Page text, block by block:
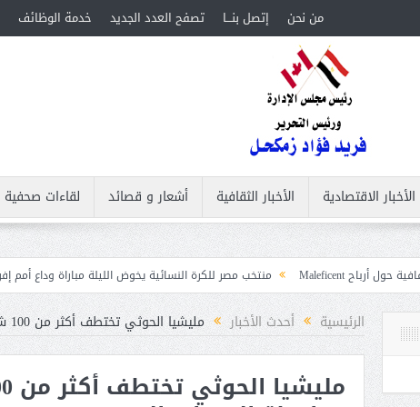
من نحن إتصل بنـــا تصفح العدد الجديد خدمة الوظائف
الأخبار الاقتصادية الأخبار الثقافية أشعار و قصائد لقاءات صحفية
منتخب مصر للكرة النسائية يخوض الليلة مباراة وداع أمم إفريقيا أمام نيجيريا
الرئيسية أحدث الأخبار مليشيا الحوثي تختطف أكثر من 100 شخص في محافظة البيضاء باليمن